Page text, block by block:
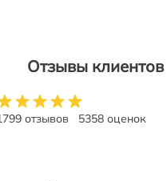
Отзывы клиентов
отзывов 5358 оценок